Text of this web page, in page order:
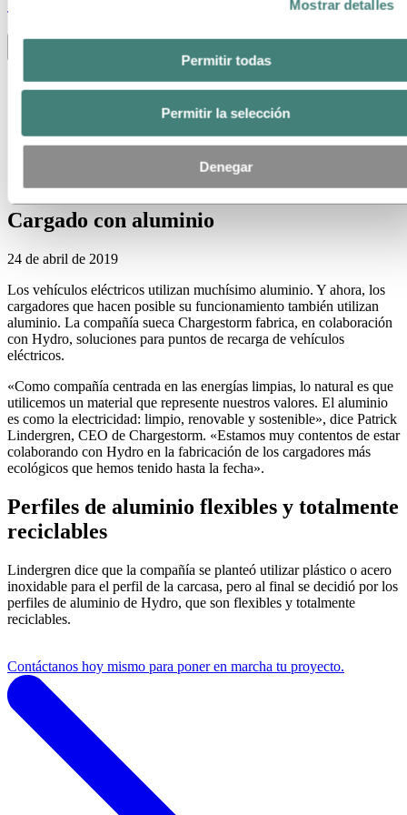
Mostrar detalles
Permitir todas
Permitir la selección
Denegar
Todos
Innovación y Tecnología
Sostenibilidad
Personas y carreras
Cargado con aluminio
24 de abril de 2019
Los vehículos eléctricos utilizan muchísimo aluminio. Y ahora, los
cargadores que hacen posible su funcionamiento también utilizan
aluminio. La compañía sueca Chargestorm fabrica, en colaboración
con Hydro, soluciones para puntos de recarga de vehículos
eléctricos.
«Como compañía centrada en las energías limpias, lo natural es que
utilicemos un material que represente nuestros valores. El aluminio
es como la electricidad: limpio, renovable y sostenible», dice Patrick
Lindergren, CEO de Chargestorm. «Estamos muy contentos de estar
colaborando con Hydro en la fabricación de los cargadores más
ecológicos que hemos tenido hasta la fecha».
Perfiles de aluminio flexibles y totalmente
reciclables
Lindergren dice que la compañía se planteó utilizar plástico o acero
inoxidable para el perfil de la carcasa, pero al final se decidió por los
perfiles de aluminio de Hydro, que son flexibles y totalmente
reciclables.
Contáctanos hoy mismo para poner en marcha tu proyecto.